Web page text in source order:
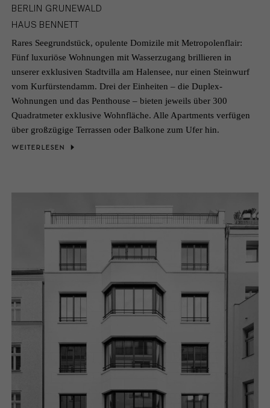
BERLIN GRUNEWALD
HAUS BENNETT
Rares Seegrundstück, opulente Domizile mit Metropolenflair:
Fünf luxuriöse Wohnungen mit Wasserzugang brillieren in
unserer exklusiven Stadtvilla am Halensee, nur einen Steinwurf
vom Kurfürstendamm. Drei der Einheiten – die Duplex-
Wohnungen und das Penthouse – bieten jeweils über 300
Quadratmeter exklusive Wohnfläche. Alle Apartments verfügen
über großzügige Terrassen oder Balkone zum Ufer hin.
WEITERLESEN